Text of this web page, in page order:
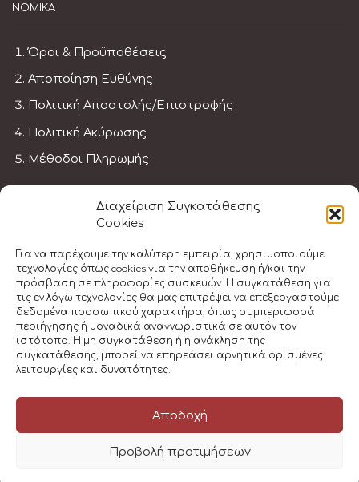
Διαχείριση Συγκατάθεσης
Cookies
Για να παρέχουμε την καλύτερη εμπειρία, χρησιμοποιούμε
τεχνολογίες όπως cookies για την αποθήκευση ή/και την
πρόσβαση σε πληροφορίες συσκευών. Η συγκατάθεση για
τις εν λόγω τεχνολογίες θα μας επιτρέψει να επεξεργαστούμε
δεδομένα προσωπικού χαρακτήρα, όπως συμπεριφορά
περιήγησης ή μοναδικά αναγνωριστικά σε αυτόν τον
ιστότοπο. Η μη συγκατάθεση ή η ανάκληση της
συγκατάθεσης, μπορεί να επηρεάσει αρνητικά ορισμένες
λειτουργίες και δυνατότητες.
Αποδοχή
Προβολή προτιμήσεων
ΝΟΜΙΚΆ
Όροι & Προϋποθέσεις
Αποποίηση Ευθύνης
Πολιτική Αποστολής/Επιστροφής
Πολιτική Ακύρωσης
Μέθοδοι Πληρωμής
ΓΊΝΕ ΕΚΠΑΙΔΕΥΤΉΣ
Πρώτες Βοήθειες
Πρώτες Βοηθείες για Παιδία
Πρώτες Βοήθειες στην Εργασία
Μετεγραφή Εκπαιδευτή
© 2023 Athens First Aid Training | All Rights
Reserved